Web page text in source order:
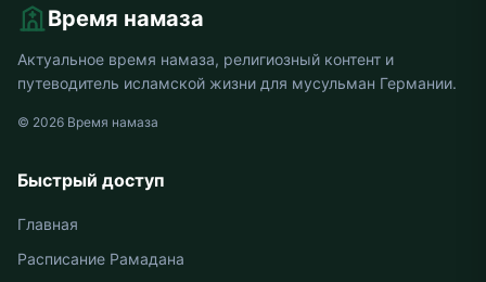
Время намаза
Актуальное время намаза, религиозный контент и
путеводитель исламской жизни для мусульман Германии.
© 2026 Время намаза
Быстрый доступ
Главная
Расписание Рамадана